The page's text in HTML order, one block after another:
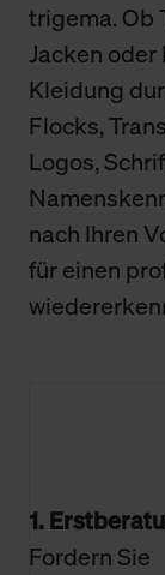
trigema. Ob
Jacken oder
Kleidung
Flocks,
Logos,
nach Ihren
für einen
1.
Fordern Sie